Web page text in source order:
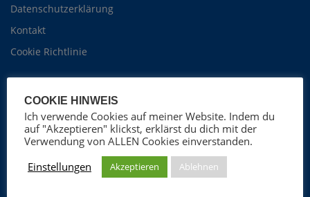
Datenschutzerklärung
Kontakt
Cookie Richtlinie
Christof Störmer
Foto-Blog
ProGospel Chor
Fotografie
COOKIE HINWEIS
Ich verwende Cookies auf meiner Website. Indem du
auf "Akzeptieren" klickst, erklärst du dich mit der
Verwendung von ALLEN Cookies einverstanden.
Einstellungen
Akzeptieren Ablehnen